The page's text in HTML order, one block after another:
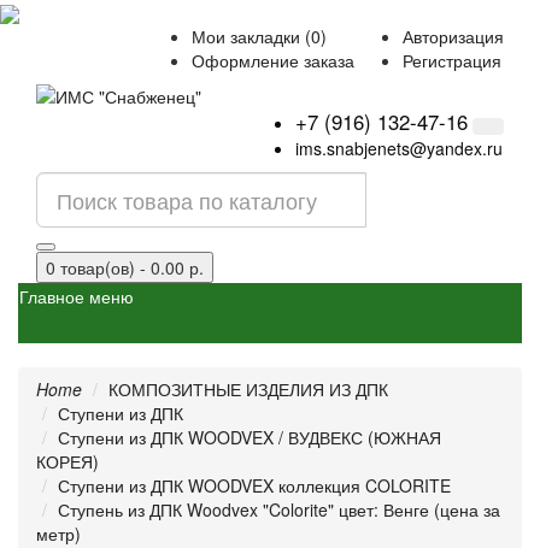
Авторизация
Регистрация
Мои закладки (0)
Оформление заказа
+7 (916) 132-47-16
ims.snabjenets@yandex.ru
0 товар(ов) - 0.00 р.
Главное меню
Home
КОМПОЗИТНЫЕ ИЗДЕЛИЯ ИЗ ДПК
Ступени из ДПК
Ступени из ДПК WOODVEX / ВУДВЕКС (ЮЖНАЯ
КОРЕЯ)
Ступени из ДПК WOODVEX коллекция COLORITE
Ступень из ДПК Woodvex "Colorite" цвет: Венге (цена за
метр)